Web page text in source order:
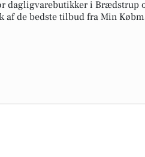
dagligvarebutikker i Brædstrup
de bedste tilbud fra Min